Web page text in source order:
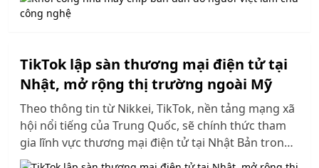
TikTok lập sàn thương mại điện tử tại
Nhật, mở rộng thị trường ngoài Mỹ
Theo thông tin từ Nikkei, TikTok, nền tảng mạng xã
hội nổi tiếng của Trung Quốc, sẽ chính thức tham
gia lĩnh vực thương mại điện tử tại Nhật Bản trong
vài tháng tới.